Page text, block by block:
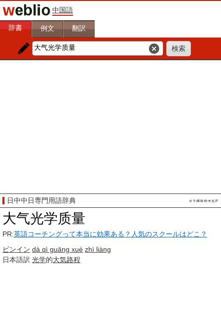
中国語
辞書 例文 翻訳
日中中日専門用語辞典
大气光学质量
PR:英語コーチングって本当に効果ある？人気のスクールはどこ？
ピンイン dà qì guāng xué zhì liàng
日本語訳 光学的大気路程